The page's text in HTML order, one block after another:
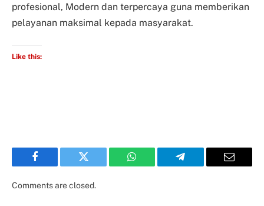
profesional, Modern dan terpercaya guna memberikan
pelayanan maksimal kepada masyarakat.
Like this:
Facebook Twitter WhatsApp Telegram Email
Comments are closed.